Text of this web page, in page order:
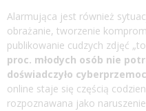
Alarmująca jest również
obrażanie, tworzenie
publikowanie cudzych zdjęć
proc. młodych osób nie
doświadczyło
online staje się częścią
rozpoznawana jako